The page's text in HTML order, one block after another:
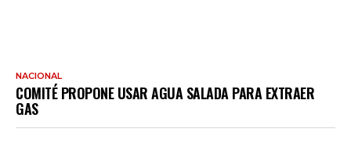
NACIONAL
COMITÉ PROPONE USAR AGUA SALADA PARA EXTRAER
GAS